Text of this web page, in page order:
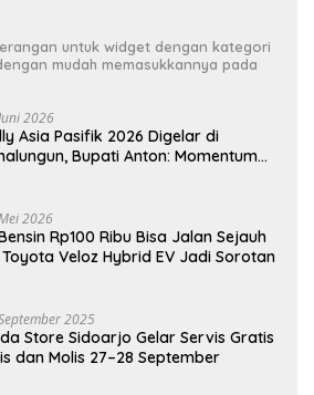
untuk widget dengan kategori
mudah memasukkannya pada
2026
Asia Pasifik 2026 Digelar di
Bupati Anton: Momentum
2026
Rp100 Ribu Bisa Jalan Sejauh
Toyota Veloz Hybrid EV Jadi Sorotan
2025
Store Sidoarjo Gelar Servis Gratis
dan Molis 27–28 September